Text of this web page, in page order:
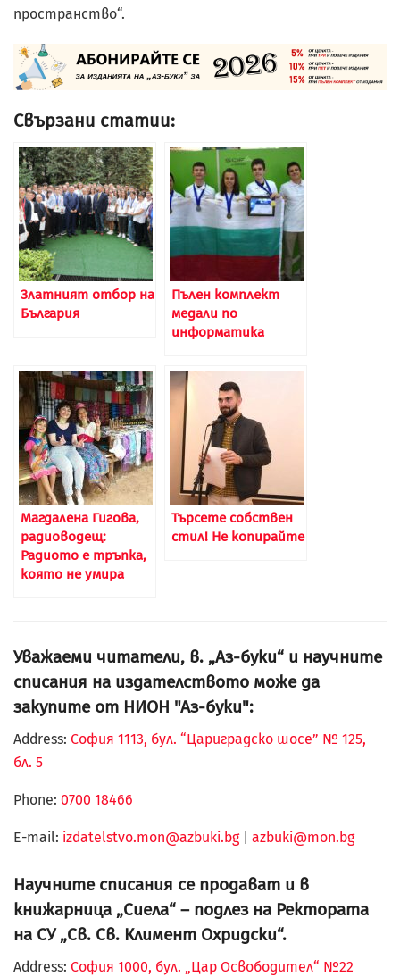
пространство“.
Свързани статии:
Златният отбор на
България
Пълен комплект
медали по
информатика
Магдалена Гигова,
радиоводещ:
Радиото е тръпка,
която не умира
Търсете собствен
стил! Не копирайте
Уважаеми читатели, в. „Аз-буки“ и научните
списания на издателството може да
закупите от НИОН "Аз-буки":
Address: София 1113, бул. “Цариградско шосе” № 125,
бл. 5
Phone: 0700 18466
Е-mail: izdatelstvo.mon@azbuki.bg| azbuki@mon.bg
Научните списания се продават и в
книжарница „Сиела“ – подлез на Ректората
на СУ „Св. Св. Климент Охридски“.
Address: София 1000, бул. „Цар Освободител“ №22